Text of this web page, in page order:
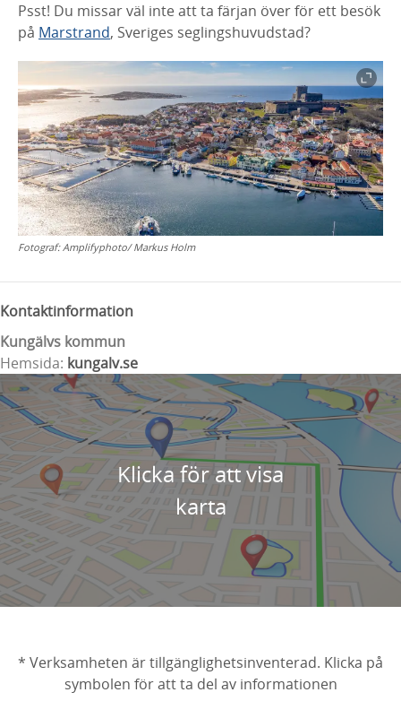
Psst! Du missar väl inte att ta färjan över för ett besök
på Marstrand, Sveriges seglingshuvudstad?
Fotograf:Amplifyphoto/ Markus Holm
Kontaktinformation
Kungälvs kommun
Hemsida: kungalv.se
Klicka för att visa
karta
* Verksamheten är tillgänglighetsinventerad. Klicka på
symbolen för att ta del av informationen